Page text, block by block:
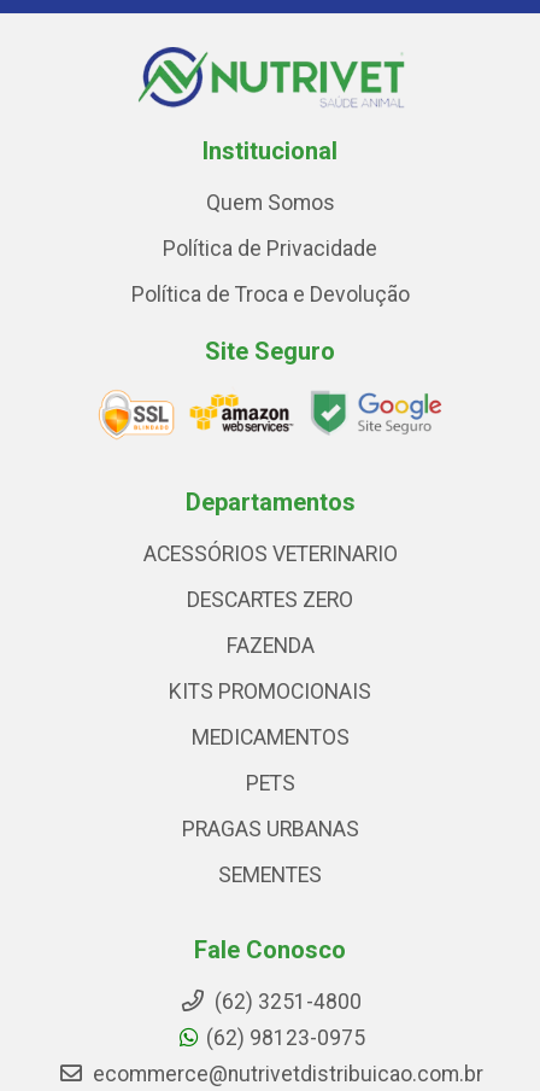
Institucional
Quem Somos
Política de Privacidade
Política de Troca e Devolução
Site Seguro
Departamentos
ACESSÓRIOS VETERINARIO
DESCARTES ZERO
FAZENDA
KITS PROMOCIONAIS
MEDICAMENTOS
PETS
PRAGAS URBANAS
SEMENTES
Fale Conosco
(62) 3251-4800
(62) 98123-0975
ecommerce@nutrivetdistribuicao.com.br